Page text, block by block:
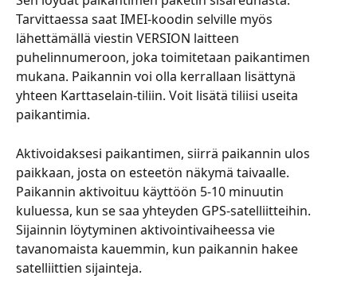
Tarvittaessa saat IMEI-koodin selville myös
lähettämällä viestin VERSION laitteen
puhelinnumeroon, joka toimitetaan paikantimen
mukana. Paikannin voi olla kerrallaan lisättynä
yhteen Karttaselain-tiliin. Voit lisätä tiliisi useita
paikantimia.
Aktivoidaksesi paikantimen, siirrä paikannin ulos
paikkaan, josta on esteetön näkymä taivaalle.
Paikannin aktivoituu käyttöön 5-10 minuutin
kuluessa, kun se saa yhteyden GPS-satelliitteihin.
Sijainnin löytyminen aktivointivaiheessa vie
tavanomaista kauemmin, kun paikannin hakee
satelliittien sijainteja.